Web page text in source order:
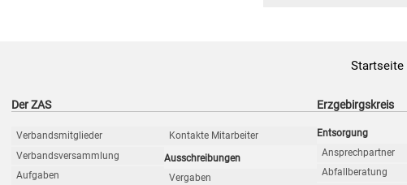
Startseite
Der ZAS
Verbandsmitglieder
Verbandsversammlung
Aufgaben
Kontakte Mitarbeiter
Ausschreibungen
Vergaben
Erzgebirgskreis
Entsorgung
Ansprechpartner
Abfallberatung